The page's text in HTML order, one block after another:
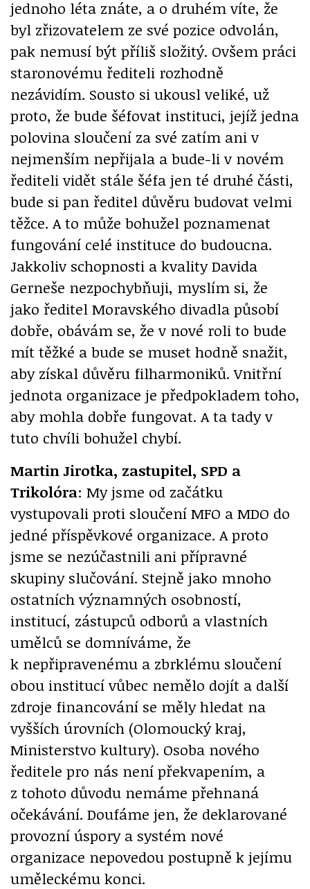
jednoho léta znáte, a o druhém víte, že
byl zřizovatelem ze své pozice odvolán,
pak nemusí být příliš složitý. Ovšem práci
staronovému řediteli rozhodně
nezávidím. Sousto si ukousl veliké, už
proto, že bude šéfovat instituci, jejíž jedna
polovina sloučení za své zatím ani v
nejmenším nepřijala a bude-li v novém
řediteli vidět stále šéfa jen té druhé části,
bude si pan ředitel důvěru budovat velmi
těžce. A to může bohužel poznamenat
fungování celé instituce do budoucna.
Jakkoliv schopnosti a kvality Davida
Gerneše nezpochybňuji, myslím si, že
jako ředitel Moravského divadla působí
dobře, obávám se, že v nové roli to bude
mít těžké a bude se muset hodně snažit,
aby získal důvěru filharmoniků. Vnitřní
jednota organizace je předpokladem toho,
aby mohla dobře fungovat. A ta tady v
tuto chvíli bohužel chybí.
Martin Jirotka, zastupitel, SPD a
Trikolóra: My jsme od začátku
vystupovali proti sloučení MFO a MDO do
jedné příspěvkové organizace. A proto
jsme se nezúčastnili ani přípravné
skupiny slučování. Stejně jako mnoho
ostatních významných osobností,
institucí, zástupců odborů a vlastních
umělců se domníváme, že
k nepřipravenému a zbrklému sloučení
obou institucí vůbec nemělo dojít a další
zdroje financování se měly hledat na
vyšších úrovních (Olomoucký kraj,
Ministerstvo kultury). Osoba nového
ředitele pro nás není překvapením, a
z tohoto důvodu nemáme přehnaná
očekávání. Doufáme jen, že deklarované
provozní úspory a systém nové
organizace nepovedou postupně k jejímu
uměleckému konci.